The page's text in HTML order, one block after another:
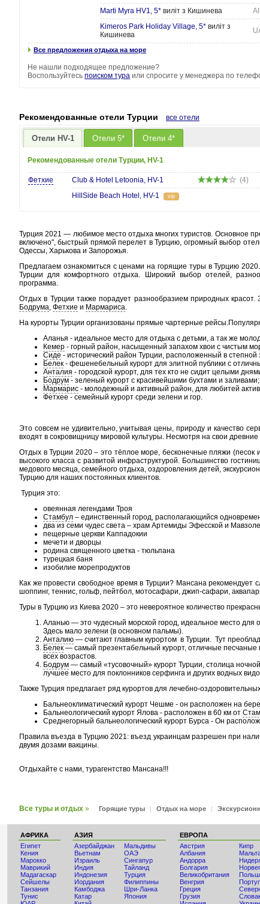
Marti Myra HV1, 5* виліт з Кишинева AI
Kimeros Park Holiday Village, 5* виліт з
Кишинева
Все предложения отдыха на море
Не нашли подходящее предложение?
Воспользуйтесьпоиском тура или спросите у менеджера по
Рекомендованные отели Турции все отели
Отели HV-1 Отели 5* Отели 4*
Рекомендованные отели Турции, HV-1
Фетхие Club & Hotel Letoonia, HV-1 (4)
HillSide Beach Hotel, HV-1
vip
Турция 2021 — любимое место отдыха многих туристов. Основное
включено", быстрый прямой перелет в Турцию, огромный выбор
Одессы, Харькова и Запорожья.
Предлагаем ознакомиться с ценами на горящие туры в Турцию
Турции для комфортного отдыха. Широкий выбор отелей,
программа.
Отдых в Турции также порадует разнообразием природных
Бодрума, Фетхие и Мармариса.
На курорты Турции организованы прямые чартерные
Аланья - идеальное место для отдыха с детьми, а так же
Кемер - горный район, насыщенный запахом хвои с чистым
Сиде - исторический район Турции, расположенный в
Белек - фешенебельный курорт для элитной публики с
Анталия - городской курорт, для тех кто не сидит целыми
Бодрум - зеленый курорт с красивейшими бухтами и заливами;
Мармарис - молодежный и активный район, для любитей
Фетхее - семейный курорт среди зелени и гор.
Это совсем не удивительно, учитывая цены, природу и качество
входят в сокровищницу мировой культуры. Несмотря на свои
Отдых в Турции 2020 – это тёплое море, бесконечные пляжи
высокого класса с развитой инфраструктурой. Большинство
медового месяца, семейного отдыха, оздоровления детей,
Турцию для наших постоянных клиентов.
Турция это:
овеянная легендами Троя
Стамбул – единственный город, располагающийся
два из семи чудес света – храм Артемиды Эфесской и
пещерные церкви Каппадокии
мечети и дворцы
родина священного цветка - тюльпана
турецкая баня
изобилие морепродуктов
Как же провести свободное время в Турции? Мансана рекомендует
шоппинг, теннис, гольф, пейтбол, мотосафари, джип-сафари,
Туры в Турцию из Киева 2020 – это невероятное количество
Аланью — это чудесный морской город, идеальное место для
Здесь мало зелени (в основном пальмы).
Анталию — считают главным курортом в Турции. Тут
Белек — самый презентабельный курорт, отличные
всех возрастов.
Бодрум — самый «тусовочный» курорт Турции, столица
лучшее место для поклонников серфинга и других водных
Также Турция предлагает ряд курортов для лечебно-
Бальнеоклиматический курорт Чешме - он расположен на
Бальнеологический курорт Ялова - расположен в 60 км от
Среднегорный бальнеологический курорт Бурса - Он
Правила въезда в Турцию 2021: въезд украинцам разрешен при
двумя дозами вакцины.
Отдыхайте с нами, турагентство Мансана!!!
Все туры и отдых » Горящие туры Отдых на море
АФРИКА
Египет
Кения
Мaрокко
Маврикий
Мадагаскар
Сейшелы
Танзания
Тунис
АЗИЯ
Азербайджан
Вьетнам
Израиль
Индия
Индонезия
Иордания
Камбоджа
Катар
Мальдивы
ОАЭ
Сингапур
Тайланд
Турция
Филиппины
Шри-Ланка
Япония
ЕВРОПА
Австрия
Албания
Андорра
Болгария
Великобритания
Венгрия
Греция
Грузия
Кипр